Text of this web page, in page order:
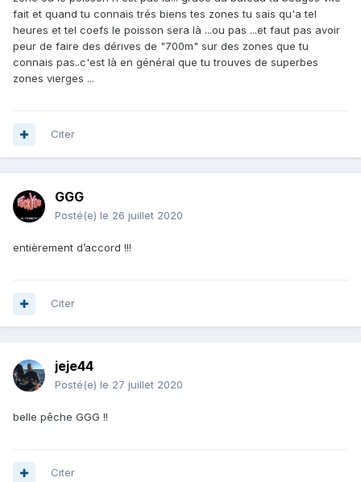
fait et quand tu connais trés biens tes zones tu sais qu'a tel
heures et tel coefs le poisson sera là ...ou pas ...et faut pas avoir
peur de faire des dérives de "700m" sur des zones que tu
connais pas..c'est là en général que tu trouves de superbes
zones vierges ...
Citer
GGG
Posté(e) le 26 juillet 2020
entièrement d’accord !!!
Citer
jeje44
Posté(e) le 27 juillet 2020
belle pêche GGG !!
Citer